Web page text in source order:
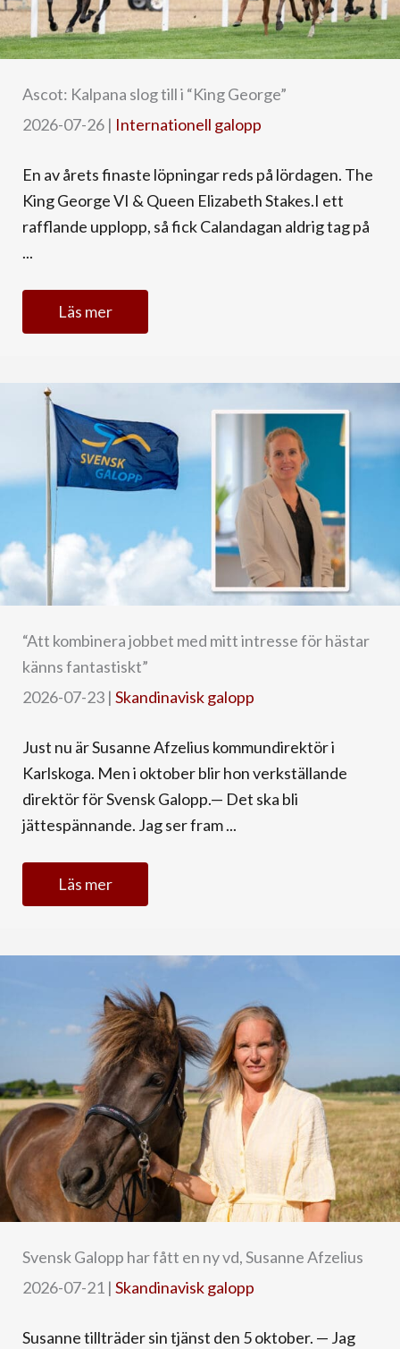
Ascot: Kalpana slog till i “King George”
2026-07-26 | Internationell galopp
En av årets finaste löpningar reds på lördagen. The
King George VI & Queen Elizabeth Stakes.I ett
rafflande upplopp, så fick Calandagan aldrig tag på
...
Läs mer
“Att kombinera jobbet med mitt intresse för hästar
känns fantastiskt”
2026-07-23 | Skandinavisk galopp
Just nu är Susanne Afzelius kommundirektör i
Karlskoga. Men i oktober blir hon verkställande
direktör för Svensk Galopp.— Det ska bli
jättespännande. Jag ser fram ...
Läs mer
Svensk Galopp har fått en ny vd, Susanne Afzelius
2026-07-21 | Skandinavisk galopp
Susanne tillträder sin tjänst den 5 oktober. — Jag